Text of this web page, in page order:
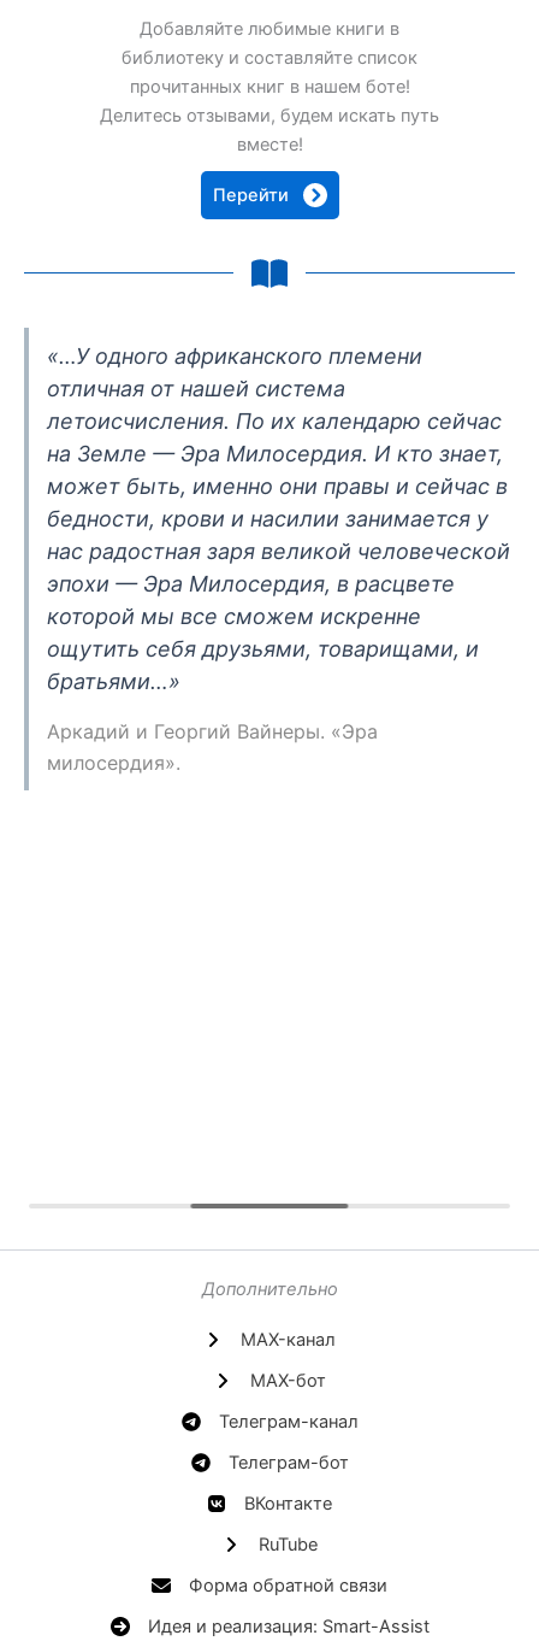
Добавляйте любимые книги в
библиотеку и составляйте список
прочитанных книг в нашем боте!
Делитесь отзывами, будем искать путь
вместе!
Перейти
«Но все зависит от того, как понимать
прогресс. Можно понимать его так, что
появляются эти знаменитые «зато»:
алкоголик, зато отличный специалист;
распутник, зато отличный проповедник;
вор ведь, выжига, но зато какой
администратор! Убийца, зато как
дисциплинирован и предан… А можно
понимать прогресс как превращение всех
людей в добрых и честных. И тогда мы
доживем когда-нибудь до того времени,
конечно, знающий, но грязный тип, гнать
его надо…»
Дополнительно
MAX-канал
MAX-бот
Телеграм-канал
Телеграм-бот
ВКонтакте
RuTube
Форма обратной связи
Идея и реализация: Smart-Assist